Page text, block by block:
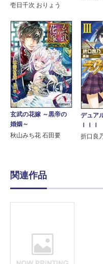
壱日千次 おりょう
玄武の花嫁 ～黒帝の
婚姻～
秋山みち花 石田要
デュア
ＩＩＩ
折口良
関連作品